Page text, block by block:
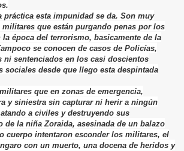
práctica esta impunidad se da. Son muy
que están purgando penas por los
época del terrorismo, basicamente de la
se conocen de casos de Policías,
ni sentenciados en los casi doscientos
sociales desde que llego esta despintada
que en zonas de emergencia,
y siniestra sin capturar ni herir a ningún
a civiles y destruyendo sus
de la niña Zoraida, asesinada de un balazo
cuerpo intentaron esconder los militares, el
con un muerto, una docena de heridos y